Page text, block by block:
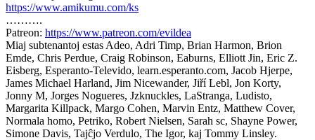
https://www.amikumu.com/ks
……….
Patreon: https://www.patreon.com/evildea
Miaj subtenantoj estas Adeo, Adri Timp, Brian Harmon, Brion
Emde, Chris Perdue, Craig Robinson, Eaburns, Elliott Jin, Eric Z.
Eisberg, Esperanto-Televido, learn.esperanto.com, Jacob Hjerpe,
James Michael Harland, Jim Nicewander, Jiří Lebl, Jon Korty,
Jonny M, Jorges Nogueres, Jzknuckles, LaStranga, Ludisto,
Margarita Killpack, Margo Cohen, Marvin Entz, Matthew Cover,
Normala homo, Petriko, Robert Nielsen, Sarah sc, Shayne Power,
Simone Davis, Tajĉjo Verdulo, The Igor, kaj Tommy Linsley.